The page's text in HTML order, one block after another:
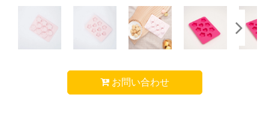
お問い合わせ